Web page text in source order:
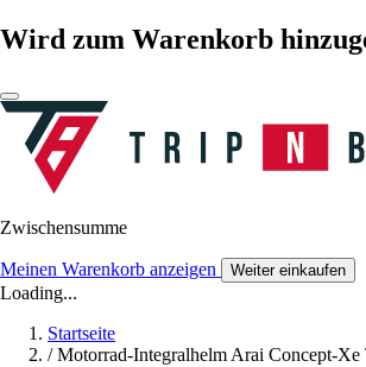
Wird zum Warenkorb
Zwischensumme
Meinen Warenkorb anzeigen Weiter einkaufen
Loading...
Startseite
/ Motorrad-Integralhelm Arai Concept-Xe